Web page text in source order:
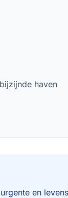
haven
en